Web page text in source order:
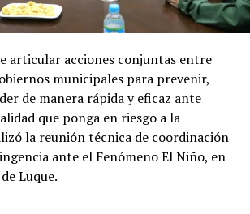
para la ejecución de obras y
fondos provenientes de la cesión de
al Fondo Nacional de
(Fonae), permitiendo fortalecer
los gobiernos departamentales y
materia.
realizados a la ANDE
articular acciones conjuntas entre
municipales para prevenir,
de manera rápida y eficaz ante
que ponga en riesgo a la
la reunión técnica de coordinación
ante el Fenómeno El Niño, en
Luque.